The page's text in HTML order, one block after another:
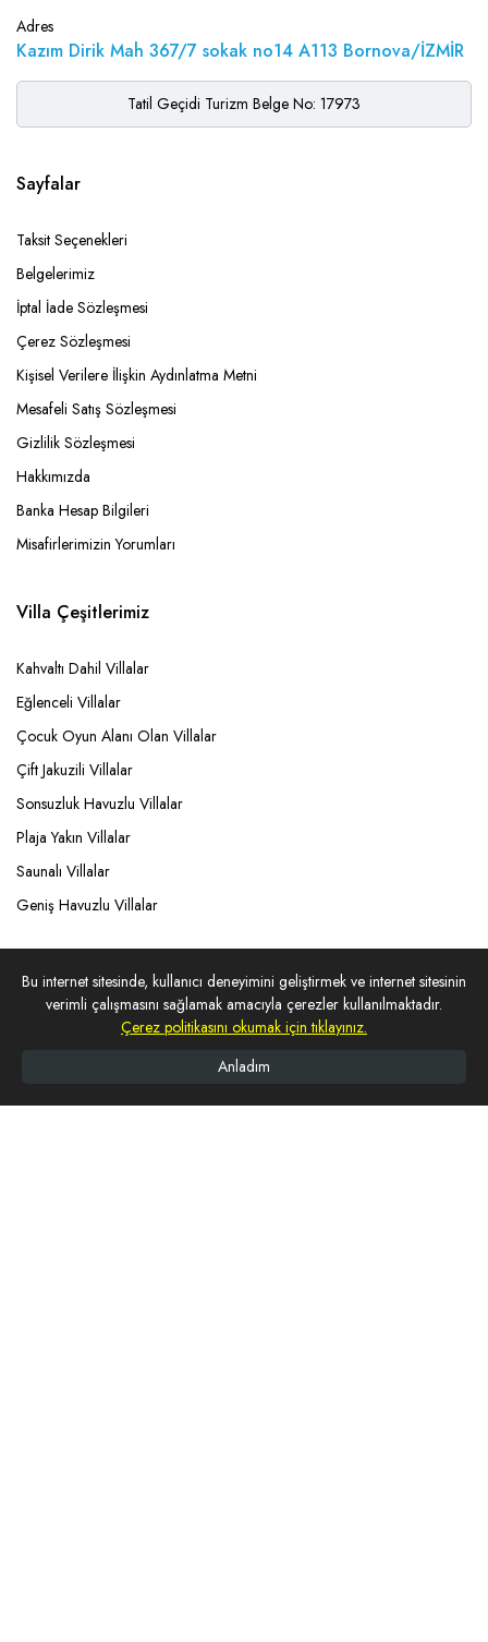
Adres
Kazım Dirik Mah 367/7 sokak no14 A113 Bornova/İZMİR
Tatil Geçidi Turizm Belge No: 17973
Sayfalar
Taksit Seçenekleri
Belgelerimiz
İptal İade Sözleşmesi
Çerez Sözleşmesi
Kişisel Verilere İlişkin Aydınlatma Metni
Mesafeli Satış Sözleşmesi
Gizlilik Sözleşmesi
Hakkımızda
Banka Hesap Bilgileri
Misafirlerimizin Yorumları
Villa Çeşitlerimiz
Kahvaltı Dahil Villalar
Eğlenceli Villalar
Çocuk Oyun Alanı Olan Villalar
Çift Jakuzili Villalar
Sonsuzluk Havuzlu Villalar
Plaja Yakın Villalar
Saunalı Villalar
Geniş Havuzlu Villalar
Belgeler
Bu internet sitesinde, kullanıcı deneyimini geliştirmek ve internet sitesinin
verimli çalışmasını sağlamak amacıyla çerezler kullanılmaktadır.
Çerez politikasını okumak için tıklayınız.
Anladım